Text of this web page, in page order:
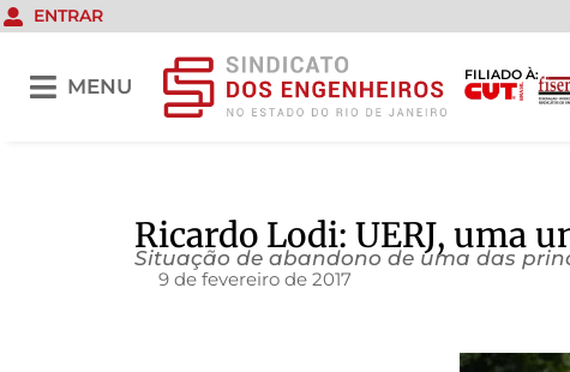
ENTRAR
MENU
FILIADO À:
Ricardo Lodi: UERJ, uma
Situação de abandono de uma das
9 de fevereiro de 2017